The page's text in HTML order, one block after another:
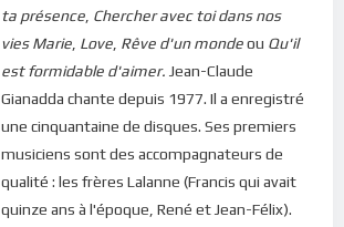
ta présence Chercher avec toi dans nos
vies Marie Love Rêve d'un mondeou Qu'il
est formidable d'aimer. Jean-Claude
Gianadda chante depuis 1977. Il a enregistré
une cinquantaine de disques. Ses premiers
musiciens sont des accompagnateurs de
qualité : les frères Lalanne (Francis qui avait
quinze ans à l'époque, René et Jean-Félix).